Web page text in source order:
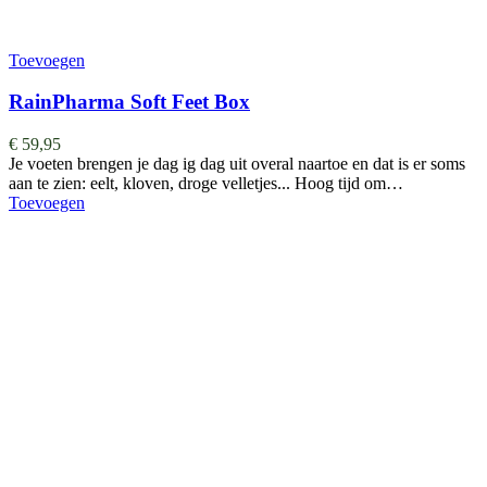
Toevoegen
RainPharma Soft Feet Box
€ 59,95
Je voeten brengen je dag ig dag uit overal naartoe en dat is er soms
aan te zien: eelt, kloven, droge velletjes... Hoog tijd om…
Toevoegen